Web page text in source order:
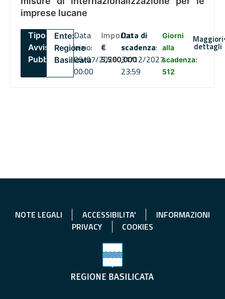
imprese lucane
Tipo:
Avviso
Pubblico
Ente:
Regione
Basilicata
Data
inizio:
06/07/2026
00:00
Importo
€
5,500,000
Data di
scadenza:
31/12/2027
23:59
Giorni
alla
scadenza:
512
Maggiori
dettagli
NOTE LEGALI ACCESSIBILITA'
INFORMAZIONI
PRIVACY
COOKIES